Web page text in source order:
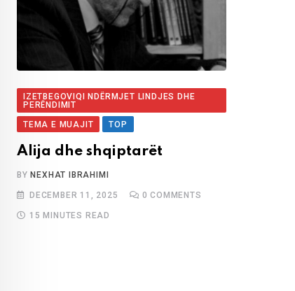
IZETBEGOVIQI NDËRMJET LINDJES DHE
PERËNDIMIT
TEMA E MUAJIT
TOP
Alija dhe shqiptarët
BYNEXHAT IBRAHIMI
DECEMBER 11, 2025 0 COMMENTS
15 MINUTES READ